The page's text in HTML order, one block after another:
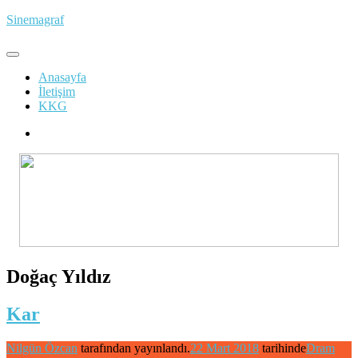
İçeriğe
Sinemagraf
Anasayfa
İletişim
KKG
Doğaç Yıldız
Kar
Nilgün Özcan tarafından yayınlandı.22 Mart 2018 tarihindeDram